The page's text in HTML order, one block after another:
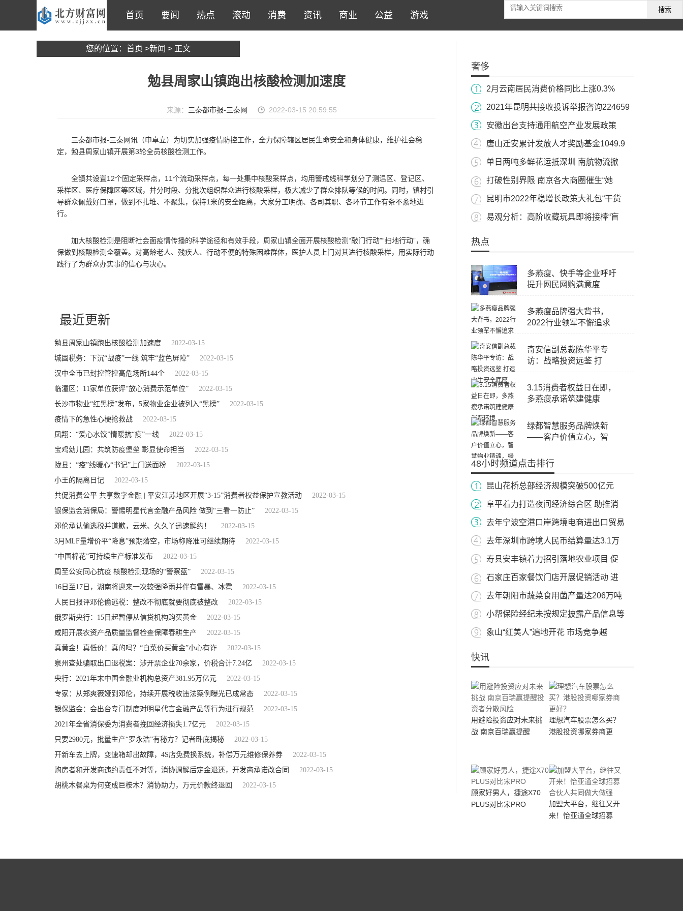
首页 要闻 热点 滚动 消费 资讯 商业 公益 游戏
搜索
您的位置： 首页 >新闻 > 正文
勉县周家山镇跑出核酸检测加速度
来源： 三秦都市报-三秦网 2022-03-15 20:59:55
三秦都市报-三秦网讯（申卓立）为切实加强疫情防控工作，全力保障辖区居民生命安全和身体健康，维护社会稳
定，勉县周家山镇开展第3轮全员核酸检测工作。
全镇共设置12个固定采样点，11个流动采样点，每一处集中核酸采样点，均用警戒线科学划分了测温区、登记区、
采样区、医疗保障区等区域，并分时段、分批次组织群众进行核酸采样，极大减少了群众排队等候的时间。同时，镇村引
导群众佩戴好口罩，做到不扎堆、不聚集，保持1米的安全距离，大家分工明确、各司其职、各环节工作有条不紊地进
行。
加大核酸检测是阻断社会面疫情传播的科学途径和有效手段，周家山镇全面开展核酸检测“敲门行动”“扫地行动”，确
保做到核酸检测全覆盖。对高龄老人、残疾人、行动不便的特殊困难群体，医护人员上门对其进行核酸采样，用实际行动
践行了为群众办实事的信心与决心。
最近更新
勉县周家山镇跑出核酸检测加速度
2022-03-15
城固税务：下沉“战疫”一线 筑牢“蓝色屏障”
2022-03-15
汉中全市已封控管控高危场所144个
2022-03-15
临潼区：11家单位获评“放心消费示范单位”
2022-03-15
长沙市物业“红黑榜”发布，5家物业企业被列入“黑榜”
2022-03-15
疫情下的急性心梗抢救战
2022-03-15
凤翔：“爱心水饺”情暖抗“疫”一线
2022-03-15
宝鸡幼儿园：共筑防疫堡垒 彰显使命担当
2022-03-15
陇县：“疫”线暖心“书记”上门送面粉
2022-03-15
小王的隔离日记
2022-03-15
共促消费公平 共享数字金融 | 平安江苏地区开展“3·15”消费者权益保护宣教活动
2022-03-15
银保监会消保局：警惕明星代言金融产品风险 做到“三看一防止”
2022-03-15
邓伦承认偷逃税并道歉，云米、久久丫迅速解约！
2022-03-15
3月MLF量增价平“降息”预期落空，市场称降准可继续期待
2022-03-15
“中国棉花”可持续生产标准发布
2022-03-15
周至公安同心抗疫 核酸检测现场的“警察蓝”
2022-03-15
16日至17日，湖南将迎来一次较强降雨并伴有雷暴、冰雹
2022-03-15
人民日报评邓伦偷逃税：整改不彻底就要彻底被整改
2022-03-15
俄罗斯央行：15日起暂停从信贷机构购买黄金
2022-03-15
咸阳开展农资产品质量监督检查保障春耕生产
2022-03-15
真黄金！真低价！真的吗？“白菜价买黄金”小心有诈
2022-03-15
泉州查处骗取出口退税案：涉开票企业70余家，价税合计7.24亿
2022-03-15
央行：2021年末中国金融业机构总资产381.95万亿元
2022-03-15
专家：从郑爽薇娅到邓伦，持续开展税收违法案例曝光已成常态
2022-03-15
银保监会：会出台专门制度对明星代言金融产品等行为进行规范
2022-03-15
2021年全省消保委为消费者挽回经济损失1.7亿元
2022-03-15
只要2980元，批量生产“罗永浩”有秘方？记者卧底揭秘
2022-03-15
开新车去上牌，变速箱却出故障，4S店免费换系统，补偿万元维修保养券
2022-03-15
购房者和开发商违约责任不对等，消协调解后定金退还，开发商承诺改合同
2022-03-15
胡桃木餐桌为何变成巨桉木？消协助力，万元价款终退回
2022-03-15
奢侈
2月云南居民消费价格同比上涨0.3%
2021年昆明共接收投诉举报咨询224659
安徽出台支持通用航空产业发展政策
唐山迁安累计发放人才奖励基金1049.9
单日两吨多鲜花运抵深圳 南航物流掀
打破性别界限 南京各大商圈催生“她
昆明市2022年稳增长政策大礼包“干货
易观分析：高阶收藏玩具即将接棒“盲
热点
多燕瘦、快手等企业呼吁
提升网民网购满意度
多燕瘦品牌强大背书，
2022行业领军不懈追求
奇安信副总裁陈华平专
访：战略投资远鉴 打
3.15消费者权益日在即，
多燕瘦承诺筑建健康
绿都智慧服务品牌焕新
——客户价值立心，智
48小时频道点击排行
昆山花桥总部经济规模突破500亿元
阜平着力打造夜间经济综合区 助推消
去年宁波空港口岸跨境电商进出口贸易
去年深圳市跨境人民币结算量达3.1万
寿县安丰镇着力招引落地农业项目 促
石家庄百家餐饮门店开展促销活动 进
去年朝阳市蔬菜食用菌产量达206万吨
小帮保险经纪未按规定披露产品信息等
象山“红美人”遍地开花 市场竞争越
快讯
用避险投资应对未来挑
战 南京百瑞赢提醒
理想汽车股票怎么买？
港股投资哪家券商更
顾家好男人，捷途X70
PLUS对比宋PRO
加盟大平台，继往又开
来！怡亚通全球招募